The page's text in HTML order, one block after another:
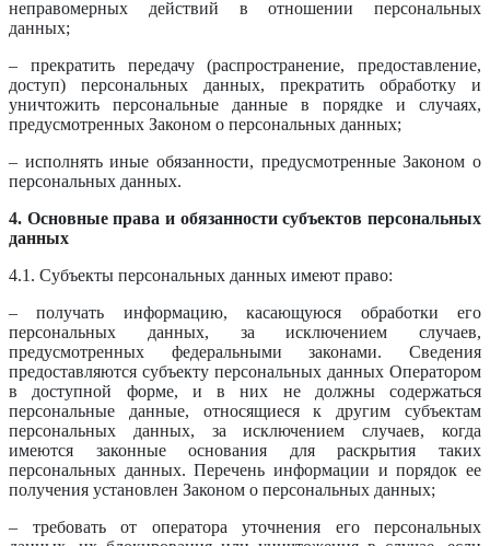
неправомерных действий в отношении персональных
данных;
– прекратить передачу (распространение, предоставление,
доступ) персональных данных, прекратить обработку и
уничтожить персональные данные в порядке и случаях,
предусмотренных Законом о персональных данных;
– исполнять иные обязанности, предусмотренные Законом о
персональных данных.
4. Основные права и обязанности субъектов персональных
данных
4.1. Субъекты персональных данных имеют право:
– получать информацию, касающуюся обработки его
персональных данных, за исключением случаев,
предусмотренных федеральными законами. Сведения
предоставляются субъекту персональных данных Оператором
в доступной форме, и в них не должны содержаться
персональные данные, относящиеся к другим субъектам
персональных данных, за исключением случаев, когда
имеются законные основания для раскрытия таких
персональных данных. Перечень информации и порядок ее
получения установлен Законом о персональных данных;
– требовать от оператора уточнения его персональных